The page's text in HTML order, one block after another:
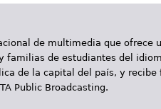
de multimedia que
familias de estudiantes del
de la capital del país, y
Public Broadcasting.